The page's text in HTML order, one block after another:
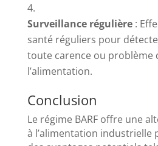
Surveillance régulière:
santé réguliers pour
toute carence ou problème
l’alimentation.
Conclusion
Le régime BARF offre une
à l’alimentation industrielle